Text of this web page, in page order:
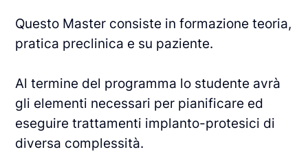
Questo Master consiste in formazione teoria,
pratica preclinica e su paziente.
Al termine del programma lo studente avrà
gli elementi necessari per pianificare ed
eseguire trattamenti implanto-protesici di
diversa complessità.